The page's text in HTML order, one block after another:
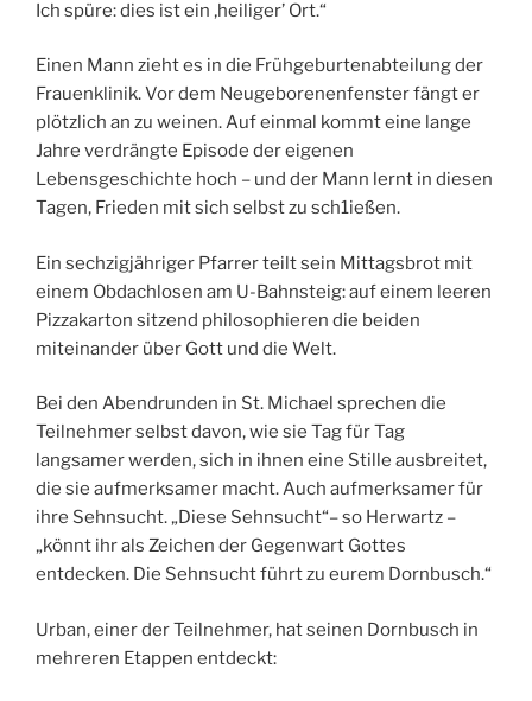
Ich spüre: dies ist ein ‚heiliger’ Ort.“
Einen Mann zieht es in die Frühgeburtenabteilung der
Frauenklinik. Vor dem Neugeborenenfenster fängt er
plötzlich an zu weinen. Auf einmal kommt eine lange
Jahre verdrängte Episode der eigenen
Lebensgeschichte hoch – und der Mann lernt in diesen
Tagen, Frieden mit sich selbst zu sch1ießen.
Ein sechzigjähriger Pfarrer teilt sein Mittagsbrot mit
einem Obdachlosen am U-Bahnsteig: auf einem leeren
Pizzakarton sitzend philosophieren die beiden
miteinander über Gott und die Welt.
Bei den Abendrunden in St. Michael sprechen die
Teilnehmer selbst davon, wie sie Tag für Tag
langsamer werden, sich in ihnen eine Stille ausbreitet,
die sie aufmerksamer macht. Auch aufmerksamer für
ihre Sehnsucht. „Diese Sehnsucht“– so Herwartz –
„könnt ihr als Zeichen der Gegenwart Gottes
entdecken. Die Sehnsucht führt zu eurem Dornbusch.“
Urban, einer der Teilnehmer, hat seinen Dornbusch in
mehreren Etappen entdeckt: